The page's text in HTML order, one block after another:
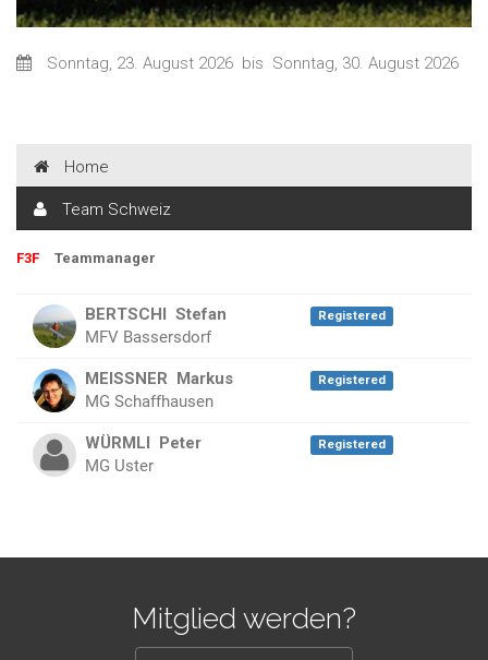
Sonntag, 23. August 2026 bis Sonntag, 30. August 2026
Home
Team Schweiz
F3F Teammanager
BERTSCHI Stefan
MFV Bassersdorf
Registered
MEISSNER Markus
MG Schaffhausen
Registered
WÜRMLI Peter
MG Uster
Registered
Mitglied werden?